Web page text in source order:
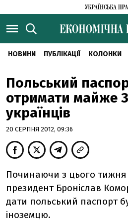
НОВИНИ ПУБЛІКАЦІЇ КОЛОНКИ
Польський
отримати майже
українців
20 СЕРПНЯ 2012, 09:36
Починаючи з цього тижня
президент Броніслав
дати польський паспорт
іноземцю.